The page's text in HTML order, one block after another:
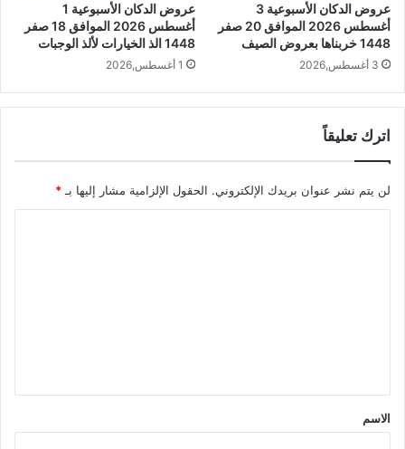
عروض الدكان الأسبوعية 3
أغسطس 2026 الموافق 20 صفر
1448 خربناها بعروض الصيف
3 أغسطس,2026
عروض الدكان الأسبوعية 1
أغسطس 2026 الموافق 18 صفر
1448 الذ الخيارات لألذ الوجبات
1 أغسطس,2026
اترك تعليقاً
لن يتم نشر عنوان بريدك الإلكتروني. الحقول الإلزامية مشار إليها بـ*
*
الاسم